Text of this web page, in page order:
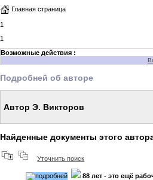
Главная страница
1
1
Возможные действия :
Подробней об авторе
Автор Э. Викторов
Найденные документы этого
Уточнить поиск
88 лет - это ещё